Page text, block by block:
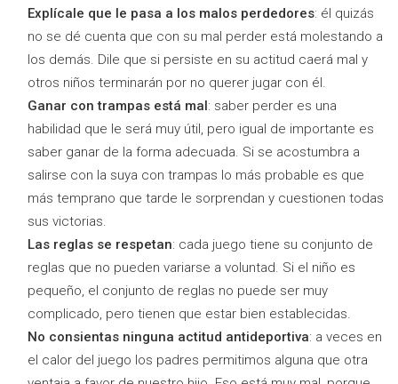
Explícale que le pasa a los malos perdedores: él quizás
no se dé cuenta que con su mal perder está molestando a
los demás. Dile que si persiste en su actitud caerá mal y
otros niños terminarán por no querer jugar con él.
Ganar con trampas está mal: saber perder es una
habilidad que le será muy útil, pero igual de importante es
saber ganar de la forma adecuada. Si se acostumbra a
salirse con la suya con trampas lo más probable es que
más temprano que tarde le sorprendan y cuestionen todas
sus victorias.
Las reglas se respetan: cada juego tiene su conjunto de
reglas que no pueden variarse a voluntad. Si el niño es
pequeño, el conjunto de reglas no puede ser muy
complicado, pero tienen que estar bien establecidas.
No consientas ninguna actitud antideportiva: a veces en
el calor del juego los padres permitimos alguna que otra